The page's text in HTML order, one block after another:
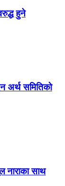
हुने
अर्थ समितिको
नाराका साथ